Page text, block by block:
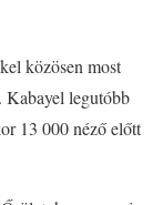
közösen most
Kabayel legutóbb
13 000 néző előtt